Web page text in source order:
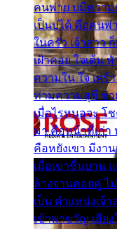
คนพ่าย บ่มีความห
เป็นบ่ได้ คือคนพ่
ในครัว เจ้าสาว
เฝ้าคอย ใจเต้น
ความใน ใจ เศร้
ท่ามความสุขี ช่ว
เมื่อไรหนอจะ โ
มา คือหน้าที่เก่า
คือหยังเขา มีงา
เมื่อเขาชื่นบาน
ล้างจานคอยคู่ ไ
เป็น ตำแหน่งเจ้
เข้าพาขวัญ เสีย